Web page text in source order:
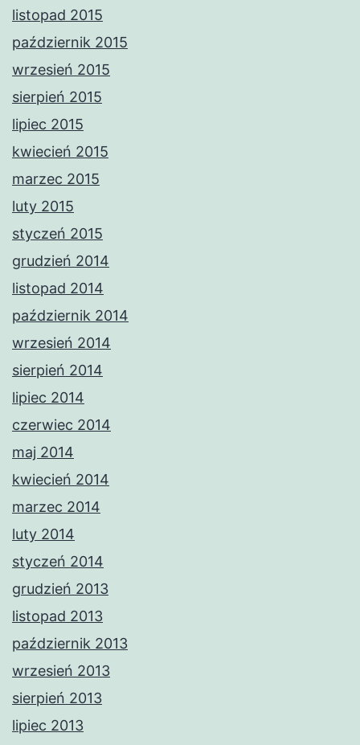
listopad 2015
październik 2015
wrzesień 2015
sierpień 2015
lipiec 2015
kwiecień 2015
marzec 2015
luty 2015
styczeń 2015
grudzień 2014
listopad 2014
październik 2014
wrzesień 2014
sierpień 2014
lipiec 2014
czerwiec 2014
maj 2014
kwiecień 2014
marzec 2014
luty 2014
styczeń 2014
grudzień 2013
listopad 2013
październik 2013
wrzesień 2013
sierpień 2013
lipiec 2013